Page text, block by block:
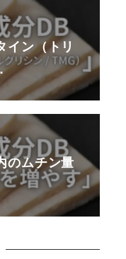
イン（トリ
のムチン量